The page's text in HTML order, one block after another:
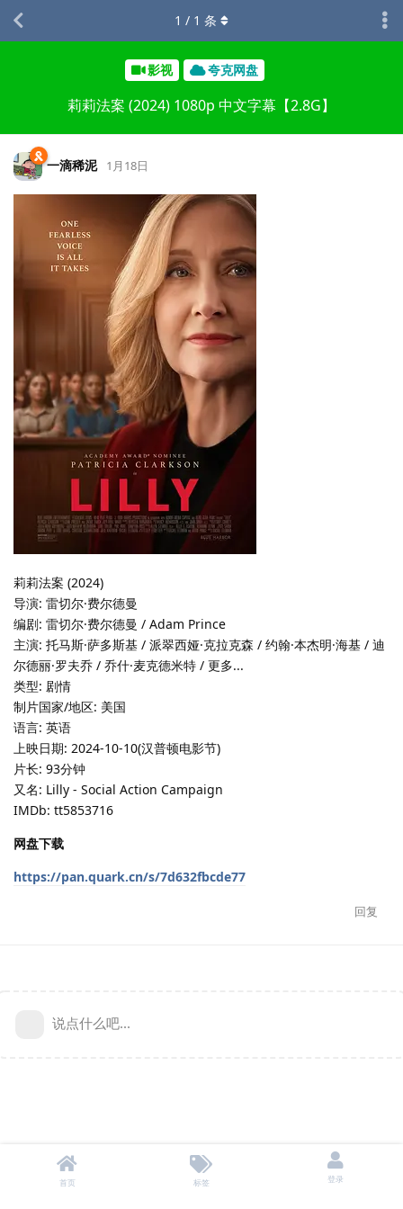
影视 夸克网盘
莉莉法案 (2024) 1080p 中文字幕【2.8G】
1 / 1 条
一滴稀泥 1月18日
莉莉法案 (2024)
导演: 雷切尔·费尔德曼
编剧: 雷切尔·费尔德曼 / Adam Prince
主演: 托马斯·萨多斯基 / 派翠西娅·克拉克森 / 约翰·本杰明·海基 / 迪
尔德丽·罗夫乔 / 乔什·麦克德米特 / 更多...
类型: 剧情
制片国家/地区: 美国
语言: 英语
上映日期: 2024-10-10(汉普顿电影节)
片长: 93分钟
又名: Lilly - Social Action Campaign
IMDb: tt5853716
网盘下载
https://pan.quark.cn/s/7d632fbcde77
回复
说点什么吧...
首页 标签 登录